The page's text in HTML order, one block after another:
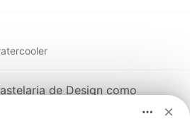
de Design como
DEVto!